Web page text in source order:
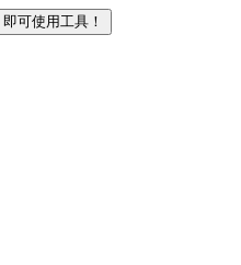
即可使用工具！